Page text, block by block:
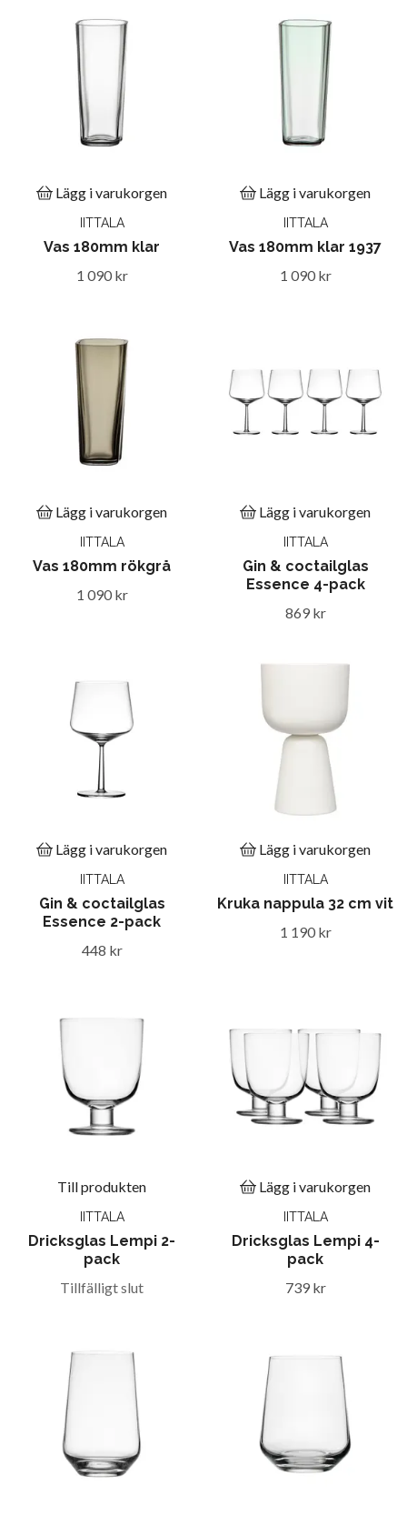
Lägg i varukorgen
IITTALA
Vas 180mm klar
1 090 kr
Lägg i varukorgen
IITTALA
Vas 180mm klar 1937
1 090 kr
Lägg i varukorgen
IITTALA
Vas 180mm rökgrå
1 090 kr
Lägg i varukorgen
IITTALA
Gin & coctailglas
Essence 4-pack
869 kr
Lägg i varukorgen
IITTALA
Gin & coctailglas
Essence 2-pack
448 kr
Lägg i varukorgen
IITTALA
Kruka nappula 32 cm vit
1 190 kr
Till produkten
IITTALA
Dricksglas Lempi 2-
pack
Tillfälligt slut
Lägg i varukorgen
IITTALA
Dricksglas Lempi 4-
pack
739 kr